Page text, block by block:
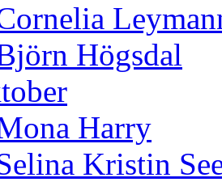
Högsdal
Harry
Kristin